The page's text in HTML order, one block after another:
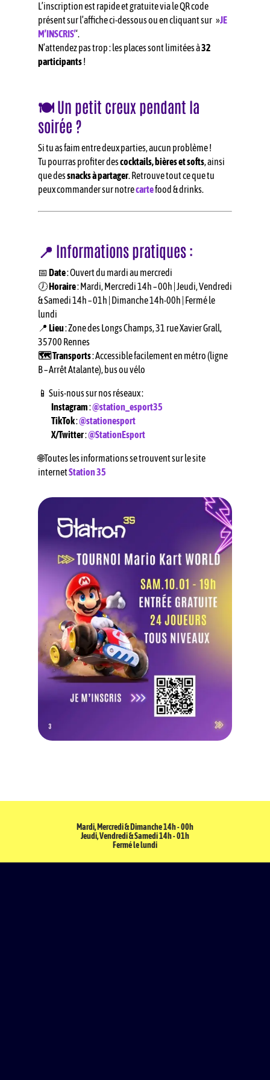
L’inscription est rapide et gratuite via le QR code
présent sur l’affiche ci-dessous ou en cliquant sur »JE
M’INSCRIS’‘.
N’attendez pas trop : les places sont limitées à32
participants!
🍽️ Un petit creux pendant la
soirée ?
Si tu as faim entre deux parties, aucun problème !
Tu pourras profiter descocktails, bières et softs, ainsi
que dessnacks à partager. Retrouve tout ce que tu
peux commander sur notrecartefood & drinks.
📍 Informations pratiques :
📅 Date: Ouvert du mardi au mercredi
🕖 Horaire: Mardi, Mercredi 14h – 00h | Jeudi, Vendredi
& Samedi 14h – 01h | Dimanche 14h-00h | Fermé le
lundi
📍 Lieu: Zone des Longs Champs, 31 rue Xavier Grall,
35700 Rennes
🗺️ Transports:Accessible facilement en métro (ligne
B – Arrêt Atalante), bus ou vélo
📱 Suis-nous sur nos réseaux :
Instagram:@station_esport35
TikTok:@stationesport
X/Twitter:@StationEsport
🌐Toutes les informations se trouvent sur le site
internetStation 35
Mardi, Mercredi & Dimanche 14h - 00h
Jeudi, Vendredi & Samedi 14h - 01h
Fermé le lundi